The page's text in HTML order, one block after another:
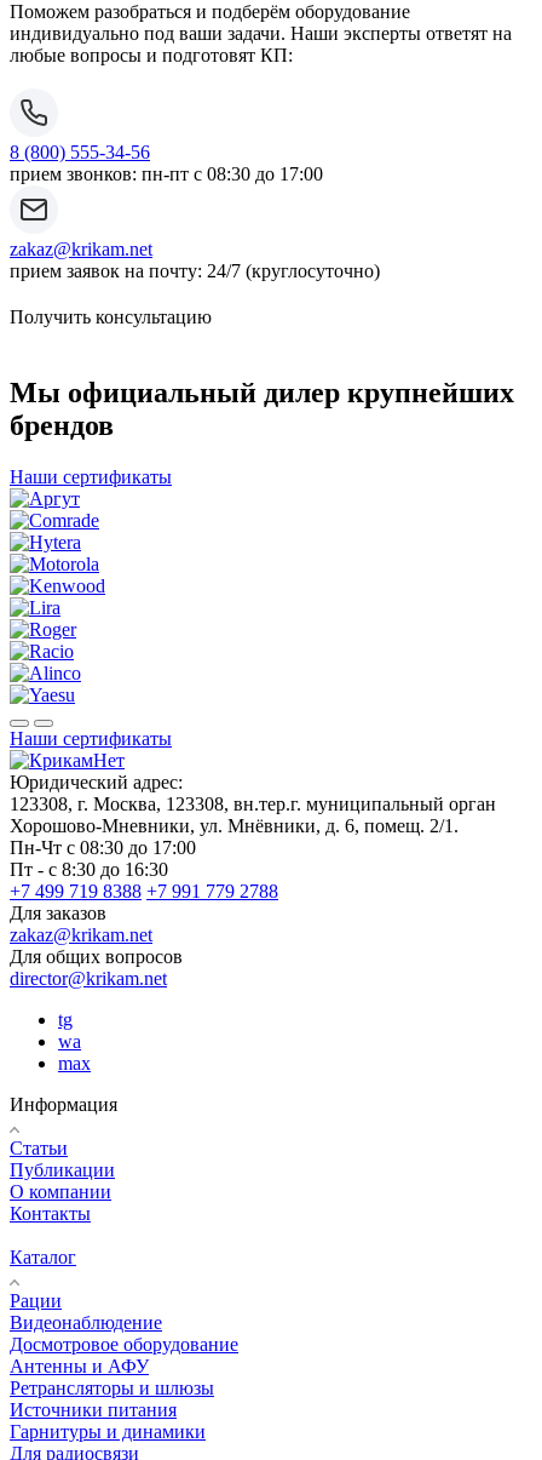
Поможем разобраться и подберём оборудование
индивидуально под ваши задачи. Наши эксперты ответят на
любые вопросы и подготовят КП:
8 (800) 555-34-56
прием звонков: пн-пт с 08:30 до 17:00
zakaz@krikam.net
прием заявок на почту: 24/7 (круглосуточно)
Получить консультацию
Мы официальный дилер крупнейших
брендов
Наши сертификаты
Наши сертификаты
Юридический адрес:
123308, г. Москва, 123308, вн.тер.г. муниципальный орган
Хорошово-Мневники, ул. Мнёвники, д. 6, помещ. 2/1.
Пн-Чт с 08:30 до 17:00
Пт - с 8:30 до 16:30
+7 499 719 8388 +7 991 779 2788
Для заказов
zakaz@krikam.net
Для общих вопросов
director@krikam.net
tg
wa
max
Информация
Статьи
Публикации
О компании
Контакты
Каталог
Рации
Видеонаблюдение
Досмотровое оборудование
Антенны и АФУ
Ретрансляторы и шлюзы
Источники питания
Гарнитуры и динамики
Для радиосвязи